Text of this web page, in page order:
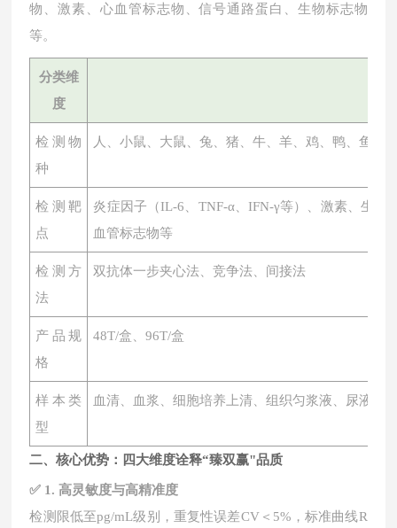
物、激素、心血管标志物、信号通路蛋白、生物标志物
等。
分类维
度
检测物
种
人、小鼠、大鼠、兔、猪、牛、羊、鸡、鸭、鱼、
检测靶
点
炎症因子（IL-6、TNF-α、IFN-γ等）、激素、生物
血管标志物等
检测方
法
双抗体一步夹心法、竞争法、间接法
产品规
格
48T/盒、96T/盒
样本类
型
血清、血浆、细胞培养上清、组织匀浆液、尿液、
二、核心优势：四大维度诠释“臻双赢"品质
✅ 1. 高灵敏度与高精准度
检测限低至pg/mL级别，重复性误差CV＜5%，标准曲线R